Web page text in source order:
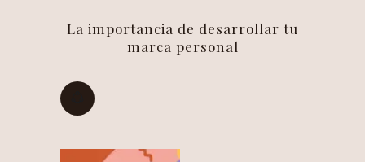
La importancia de desarrollar tu
marca personal